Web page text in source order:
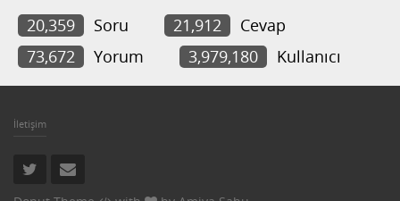
20,359 Soru 21,912
Cevap
73,672
Yorum 3,979,180 Kullanıcı
İletişim